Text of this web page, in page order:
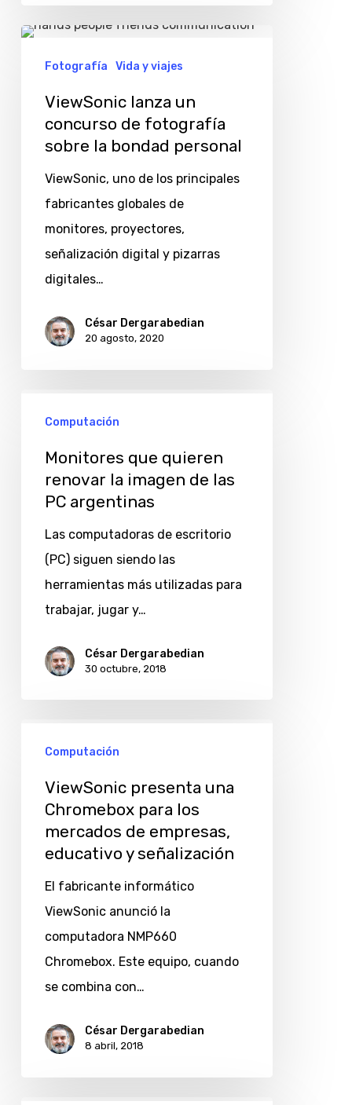
ViewSonic
lanza
concurso
sobre
bondad
personal
Fotografía Vida y viajes
ViewSonic lanza un
concurso de fotografía
sobre la bondad personal
ViewSonic, uno de los principales
fabricantes globales de
monitores, proyectores,
señalización digital y pizarras
digitales…
César Dergarabedian
20 agosto, 2020
quieren
renovar
imagen
Computación
Monitores que quieren
renovar la imagen de las
PC argentinas
Las computadoras de escritorio
(PC) siguen siendo las
herramientas más utilizadas para
trabajar, jugar y…
César Dergarabedian
30 octubre, 2018
presenta
Chromebox
mercados
empresas,
educativo
Computación
ViewSonic presenta una
Chromebox para los
mercados de empresas,
educativo y señalización
El fabricante informático
ViewSonic anunció la
computadora NMP660
Chromebox. Este equipo, cuando
se combina con…
César Dergarabedian
8 abril, 2018